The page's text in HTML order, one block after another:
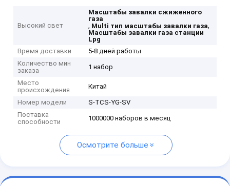
Высокий свет
Масштабы завалки сжиженного
газа
, Multi тип масштабы завалки газа,
Масштабы завалки газа станции
Lpg
Время доставки
5-8 дней работы
Количество мин
заказа
1 набор
Место
происхождения
Китай
Номер модели
S-TCS-YG-SV
Поставка
способности
1000000 наборов в месяц
Осмотрите больше